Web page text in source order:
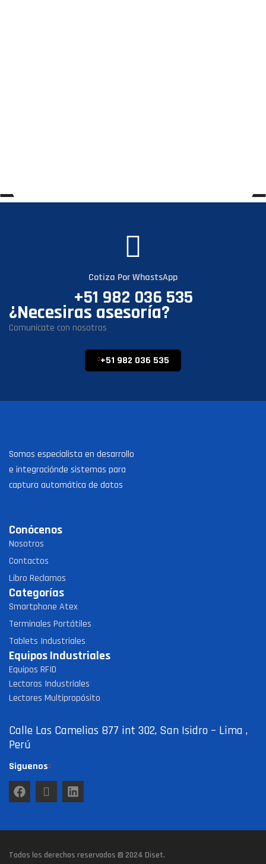
Cotiza Por WhastsApp
+51 982 036 535
¿Necesiras asesoría?
Comunícate con nosotros
+51 982 036 535
Somos especialista en desarrollo
e integraciónde sistemas para
captura automática de datos
Conócenos
Nosotros
Contactos
Libro Reclamos
Categorías
Smartphone Atex
Terminales Portátiles
Tablets Industriales
Equipos Industriales
Equipos RFID
Lectoras Industriales
Lectores Multipropósito
Calle Las Camelias 877 int 302, San Isidro – Lima ,
Perú
Siguenos
Todos los derechos reservados © 2024 Diset.